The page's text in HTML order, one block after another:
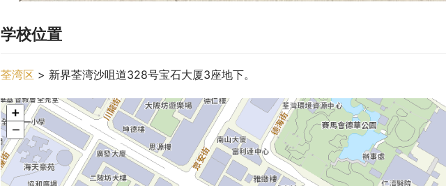
学校位置
荃湾区 > 新界荃湾沙咀道328号宝石大厦3座地下。